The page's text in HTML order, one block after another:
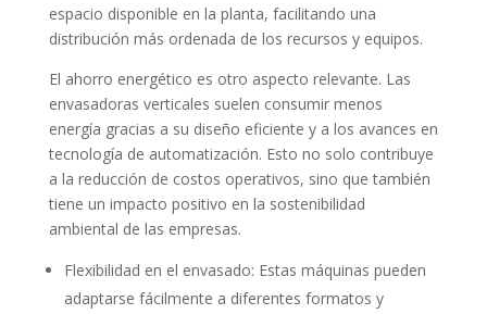
espacio disponible en la planta, facilitando una
distribución más ordenada de los recursos y equipos.
El ahorro energético es otro aspecto relevante. Las
envasadoras verticales suelen consumir menos
energía gracias a su diseño eficiente y a los avances en
tecnología de automatización. Esto no solo contribuye
a la reducción de costos operativos, sino que también
tiene un impacto positivo en la sostenibilidad
ambiental de las empresas.
Flexibilidad en el envasado: Estas máquinas pueden
adaptarse fácilmente a diferentes formatos y